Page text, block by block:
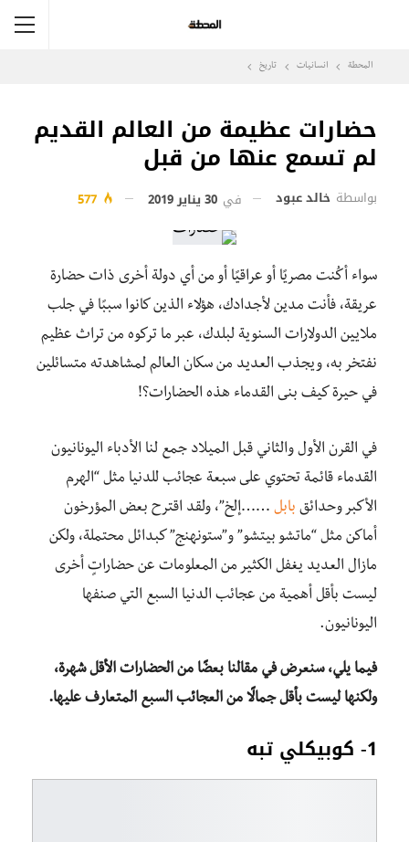
المحطة انسانيات تاريخ
حضارات عظيمة من العالم القديم
لم تسمع عنها من قبل
بواسطة خالد عبود في 30 يناير 2019
سواء أكُنت مصريًا أو عراقيًا أو من أي دولة أخرى ذات حضارة
عريقة، فأنت مدين لأجدادك، هؤلاء الذين كانوا سببًا في جلب
ملايين الدولارات السنوية لبلدك، عبر ما تركوه من تراث عظيم
نفتخر به، ويجذب العديد من سكان العالم لمشاهدته متسائلين
في حيرة كيف بنى القدماء هذه الحضارات؟!
في القرن الأول والثاني قبل الميلاد جمع لنا الأدباء اليونانيون
القدماء قائمة تحتوي على سبعة عجائب للدنيا مثل “الهرم
الأكبر وحدائق بابل ……إلخ”، ولقد اقترح بعض المؤرخون
أماكن مثل “ماتشو بيتشو” و”ستونهنج” كبدائل محتملة، ولكن
مازال العديد يغفل الكثير من المعلومات عن حضاراتٍ أخرى
ليست بأقل أهمية من عجائب الدنيا السبع التي صنفها
اليونانيون.
فيما يلي، سنعرض في مقالنا بعضًا من الحضارات الأقل شهرة،
ولكنها ليست بأقل جمالًا من العجائب السبع المتعارف عليها.
1- كوبيكلي تبه